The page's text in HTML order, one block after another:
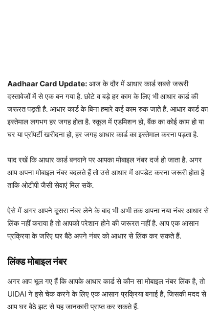
Aadhaar Card Update: आज के दौर में आधार कार्ड सबसे जरूरी
दस्तावेजों में से एक बन गया है. छोटे व बड़े हर काम के लिए भी आधार कार्ड की
जरूरत पड़ती है. आधार कार्ड के बिना हमारे कई काम रुक जाते हैं. आधार कार्ड का
इस्तेमाल लगभग हर जगह होता है. स्कूल में एडमिशन हो, बैंक का कोई काम हो या
घर या प्रॉपर्टी खरीदना हो, हर जगह आधार कार्ड का इस्तेमाल करना पड़ता है.
याद रखें कि आधार कार्ड बनवाने पर आपका मोबाइल नंबर दर्ज हो जाता है. अगर
आप अपना मोबाइल नंबर बदलते हैं तो उसे आधार में अपडेट करना जरूरी होता है
ताकि ओटीपी जैसी सेवाएं मिल सकें.
ऐसे में अगर आपने दूसरा नंबर लेने के बाद भी अभी तक अपना नया नंबर आधार से
लिंक नहीं कराया है तो आपको परेशान होने की जरूरत नहीं है. आप एक आसान
प्रक्रिया के जरिए घर बैठे अपने नंबर को आधार से लिंक कर सकते हैं.
लिंक्ड मोबाइल नंबर
अगर आप भूल गए हैं कि आपके आधार कार्ड से कौन सा मोबाइल नंबर लिंक है, तो
UIDAI ने इसे चेक करने के लिए एक आसान प्रक्रिया बनाई है, जिसकी मदद से
आप घर बैठे झट से यह जानकारी प्राप्त कर सकते हैं.